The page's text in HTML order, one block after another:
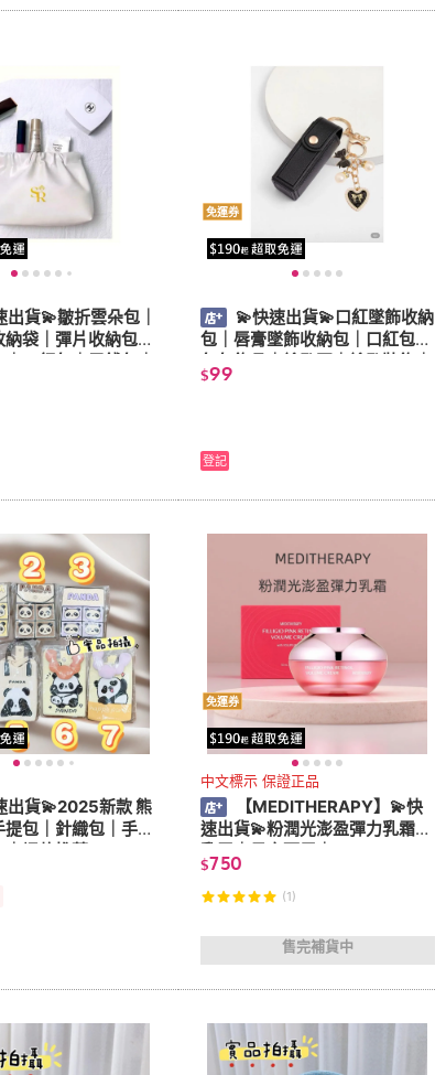
出貨💫皺折雲朵包｜
袋｜彈片收納包｜
｜口紅包｜零錢包｜
包｜隨身包
免運券
💫快速出貨💫口紅墜飾收納
包｜唇膏墜飾收納包｜口紅包｜
包包飾品｜鑰匙圈｜鑰匙裝飾｜
珍珠墜飾｜吊飾｜小物收納
$99
登記
出貨💫2025新款 熊
包｜針織包｜手機
｜爆款推薦
免運券
中文標示 保證正品
【MEDITHERAPY】💫快
速出貨💫粉潤光澎盈彈力乳霜｜
乳霜｜日夜可用｜50ml
$750
(1)
售完補貨中